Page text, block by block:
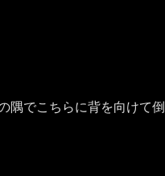
隅でこちらに背を向けて倒